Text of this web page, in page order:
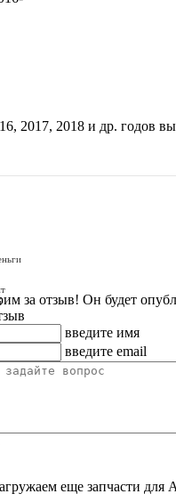
, 2017, 2018 и др. годов
250 руб.
за отзыв! Он будет
введите имя
введите email
еще запчасти для